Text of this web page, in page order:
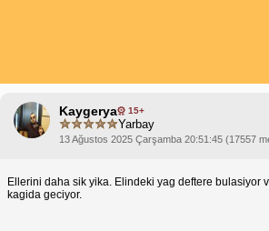
Kaygerya 15+
Yarbay
13 Ağustos 2025 Çarşamba 20:51:45 (17557
Ellerini daha sik yika. Elindeki yag deftere bulasiyor
kagida geciyor.